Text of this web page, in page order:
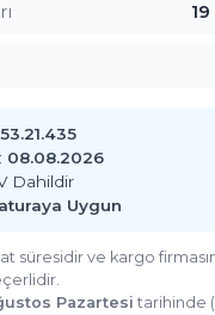
Toptan temizlik
açık ofisler,
alanları.
lobi ve
08.08.2026
Dahildir
Uygun
süresidir ve kargo
Pazartesi tarihinde